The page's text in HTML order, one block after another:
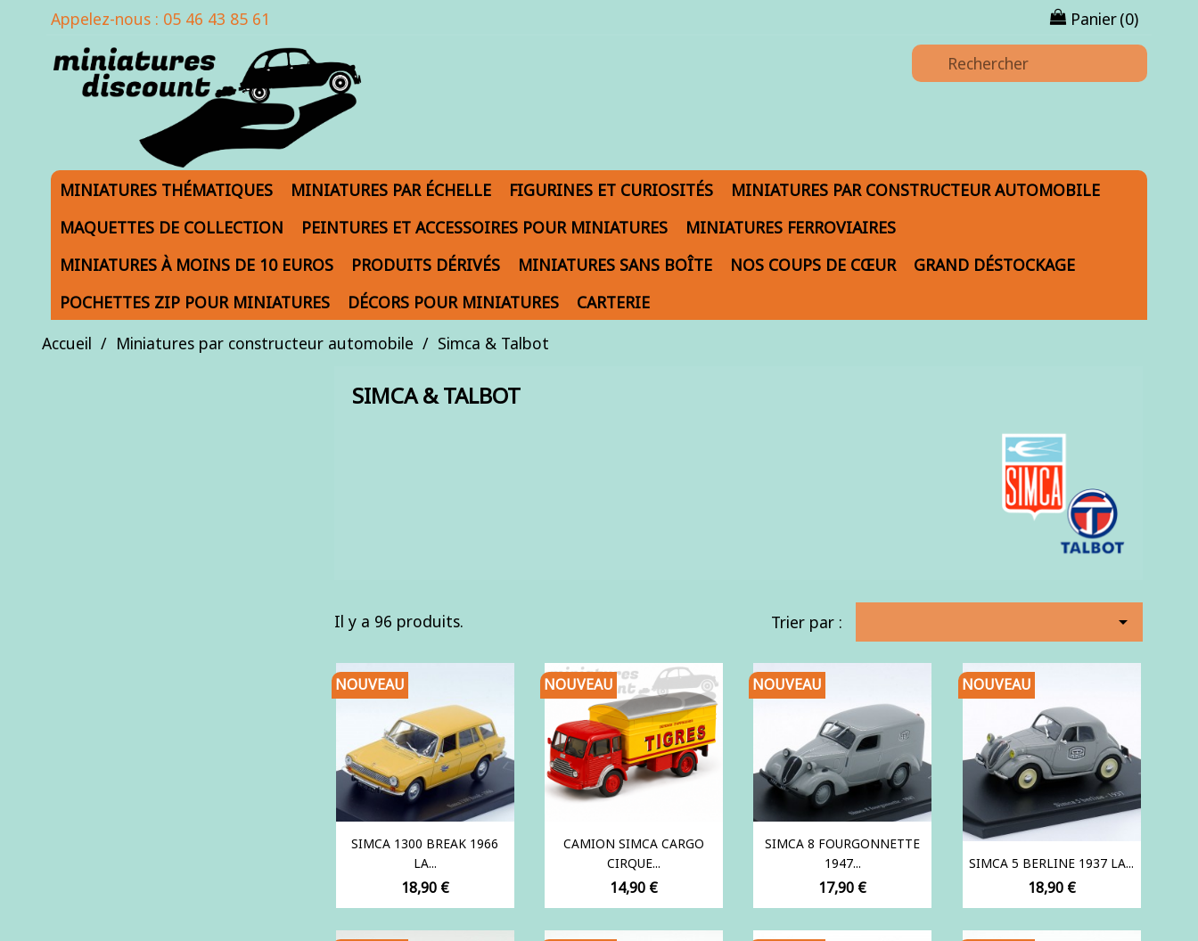
Appelez-nous : 05 46 43 85 61 Panier(0)
MINIATURES THÉMATIQUES MINIATURES PAR ÉCHELLE FIGURINES ET CURIOSITÉS
MINIATURES PAR CONSTRUCTEUR AUTOMOBILE
MAQUETTES DE COLLECTION
PEINTURES ET ACCESSOIRES POUR MINIATURES
MINIATURES FERROVIAIRES
MINIATURES À MOINS DE 10 EUROS
PRODUITS DÉRIVÉS MINIATURES SANS BOÎTE NOS COUPS DE CŒUR
GRAND DÉSTOCKAGE
POCHETTES ZIP POUR MINIATURES
DÉCORS POUR MINIATURES
CARTERIE
Accueil
Miniatures par constructeur automobile Simca & Talbot
SIMCA & TALBOT
Il y a 96 produits. Trier par : 
SIMCA 1300 BREAK 1966
LA...
Prix
18,90 €
NOUVEAU
CAMION SIMCA CARGO
CIRQUE...
Prix
14,90 €
NOUVEAU
SIMCA 8 FOURGONNETTE
1947...
Prix
17,90 €
NOUVEAU
SIMCA 5 BERLINE 1937 LA...
Prix
18,90 €
NOUVEAU